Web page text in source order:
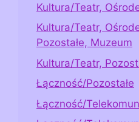
Kultura/Teatr,
Kultura/Teatr,
Pozostałe, Muzeum
Kultura/Teatr,
Łączność/Pozostałe
Łączność/